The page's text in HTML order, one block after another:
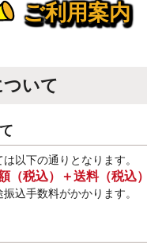
ご利用案内
いて
以下の通りとなります。
（税込）＋送料（税込）
振込手数料がかかります。